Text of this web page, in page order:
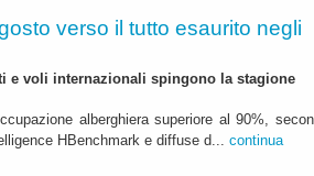
verso il tutto esaurito negli
e voli internazionali spingono la stagione
alberghiera superiore al 90%,
HBenchmark e diffuse d... continua